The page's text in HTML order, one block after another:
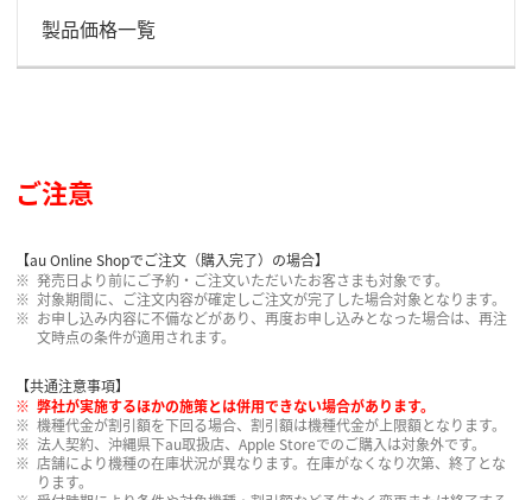
製品価格一覧
ご注意
【au Online Shopでご注文（購入完了）の場合】
発売日より前にご予約・ご注文いただいたお客さまも対象です。
対象期間に、ご注文内容が確定しご注文が完了した場合対象となります。
お申し込み内容に不備などがあり、再度お申し込みとなった場合は、再注
文時点の条件が適用されます。
【共通注意事項】
弊社が実施するほかの施策とは併用できない場合があります。
機種代金が割引額を下回る場合、割引額は機種代金が上限額となります。
法人契約、沖縄県下au取扱店、Apple Storeでのご購入は対象外です。
店舗により機種の在庫状況が異なります。在庫がなくなり次第、終了とな
ります。